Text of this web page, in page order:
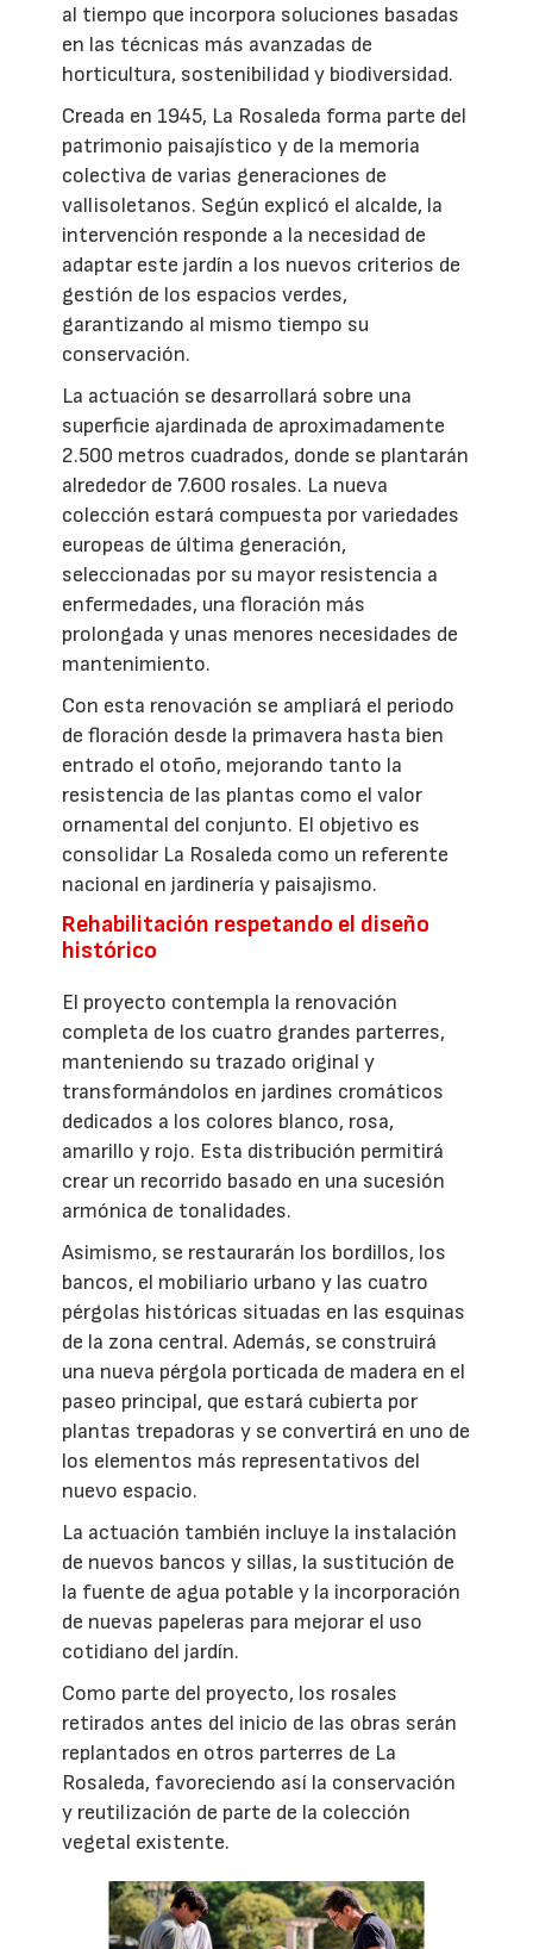
al tiempo que incorpora soluciones basadas
en las técnicas más avanzadas de
horticultura, sostenibilidad y biodiversidad.
Creada en 1945, La Rosaleda forma parte del
patrimonio paisajístico y de la memoria
colectiva de varias generaciones de
vallisoletanos. Según explicó el alcalde, la
intervención responde a la necesidad de
adaptar este jardín a los nuevos criterios de
gestión de los espacios verdes,
garantizando al mismo tiempo su
conservación.
La actuación se desarrollará sobre una
superficie ajardinada de aproximadamente
2.500 metros cuadrados, donde se plantarán
alrededor de 7.600 rosales. La nueva
colección estará compuesta por variedades
europeas de última generación,
seleccionadas por su mayor resistencia a
enfermedades, una floración más
prolongada y unas menores necesidades de
mantenimiento.
Con esta renovación se ampliará el periodo
de floración desde la primavera hasta bien
entrado el otoño, mejorando tanto la
resistencia de las plantas como el valor
ornamental del conjunto. El objetivo es
consolidar La Rosaleda como un referente
nacional en jardinería y paisajismo.
Rehabilitación respetando el diseño
histórico
El proyecto contempla la renovación
completa de los cuatro grandes parterres,
manteniendo su trazado original y
transformándolos en jardines cromáticos
dedicados a los colores blanco, rosa,
amarillo y rojo. Esta distribución permitirá
crear un recorrido basado en una sucesión
armónica de tonalidades.
Asimismo, se restaurarán los bordillos, los
bancos, el mobiliario urbano y las cuatro
pérgolas históricas situadas en las esquinas
de la zona central. Además, se construirá
una nueva pérgola porticada de madera en el
paseo principal, que estará cubierta por
plantas trepadoras y se convertirá en uno de
los elementos más representativos del
nuevo espacio.
La actuación también incluye la instalación
de nuevos bancos y sillas, la sustitución de
la fuente de agua potable y la incorporación
de nuevas papeleras para mejorar el uso
cotidiano del jardín.
Como parte del proyecto, los rosales
retirados antes del inicio de las obras serán
replantados en otros parterres de La
Rosaleda, favoreciendo así la conservación
y reutilización de parte de la colección
vegetal existente.